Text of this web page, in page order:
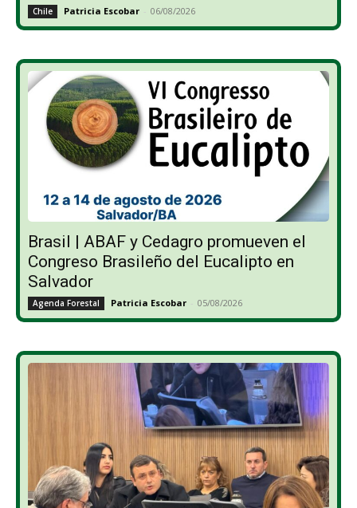
Chile Patricia Escobar - 06/08/2026
Brasil | ABAF y Cedagro promueven el
Congreso Brasileño del Eucalipto en
Salvador
Agenda Forestal Patricia Escobar - 05/08/2026